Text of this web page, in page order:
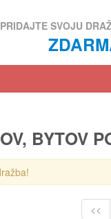
PRIDAJTE SVOJU
BYTOV
<<